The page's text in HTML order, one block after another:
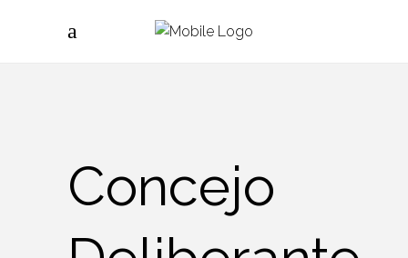
Concejo